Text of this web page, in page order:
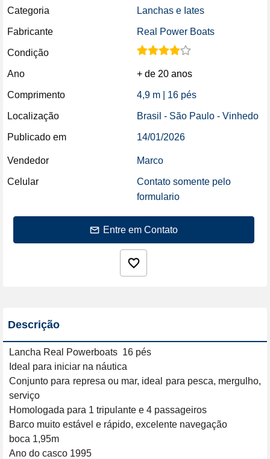
Categoria Lanchas e Iates
Fabricante Real Power Boats
Condição
Ano + de 20 anos
Comprimento 4,9 m | 16 pés
Localização Brasil - São Paulo - Vinhedo
Publicado em 14/01/2026
Vendedor Marco
Celular
Contato somente pelo
formulario
Entre em Contato
Descrição
Lancha Real Powerboats  16 pés
Ideal para iniciar na náutica
Conjunto para represa ou mar, ideal para pesca, mergulho,
serviço
Homologada para 1 tripulante e 4 passageiros
Barco muito estável e rápido, excelente navegação
boca 1,95m
Ano do casco 1995